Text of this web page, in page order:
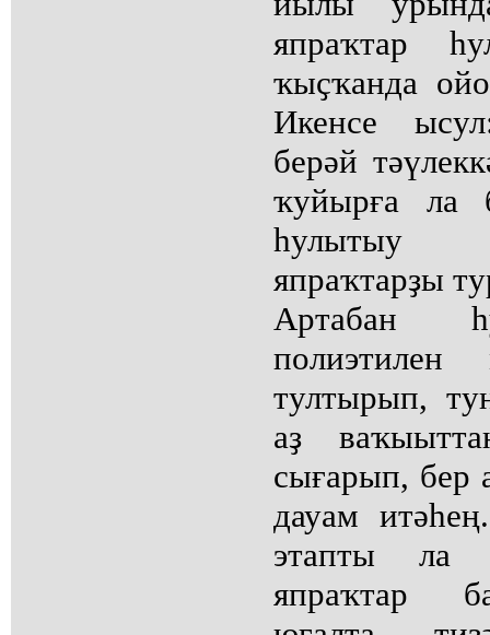
япраҡтар
ҡыҫҡанда
Икенсе
берәй
ҡуйырға ла
һулытыу
япраҡтарҙы
Артабан
полиэтилен
тултырып,
аҙ
сығарып, бер
дауам
этапты ла
япраҡтар